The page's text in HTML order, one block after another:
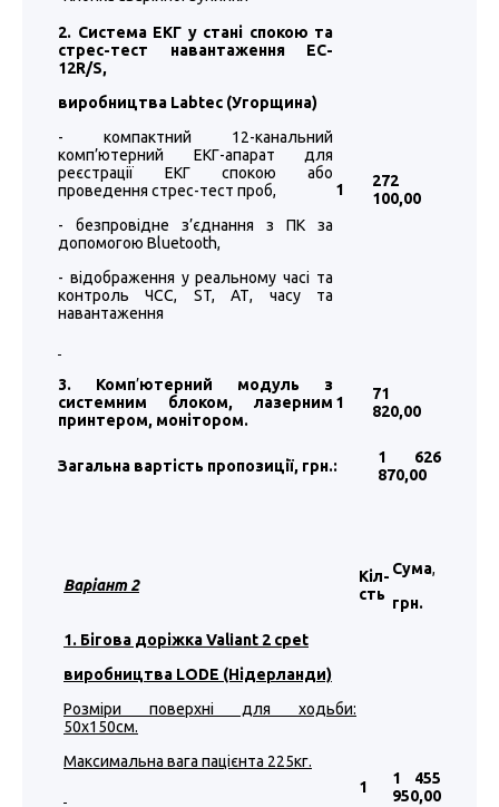
2. Система ЕКГ у стані спокою та
стрес-тест навантаження EC-
12R/S,
виробництва Labtec (Угорщина)
- компактний 12-канальний
комп’ютерний ЕКГ-апарат для
реєстрації ЕКГ спокою або
проведення стрес-тест проб,
- безпровідне з’єднання з ПК за
допомогою Bluetooth,
- відображення у реальному часі та
контроль ЧСС, ST, АТ, часу та
навантаження
1
272
100,00
3. Комп’ютерний модуль з
системним блоком, лазерним
принтером, монітором.
1
71
820,00
Загальна вартість пропозиції, грн.:
1 626
870,00
Варіант2
Кіл-
сть
Сума,
грн.
1. Бігова доріжка Valiant 2 cpet
виробництва LODE (Нідерланди)
Розміри поверхні для ходьби:
50х150см.
Максимальна вага пацієнта 225кг.
1
1 455
950,00